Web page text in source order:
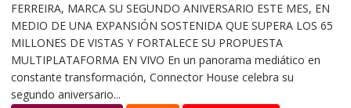
FERREIRA, MARCA SU SEGUNDO ANIVERSARIO ESTE MES, EN
MEDIO DE UNA EXPANSIÓN SOSTENIDA QUE SUPERA LOS 65
MILLONES DE VISTAS Y FORTALECE SU PROPUESTA
MULTIPLATAFORMA EN VIVO En un panorama mediático en
constante transformación, Connector House celebra su
segundo aniversario...